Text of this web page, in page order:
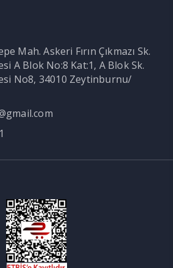
Mah. Askeri Fırın Çıkmazı Sk.
A Blok No:8 Kat:1, A Blok Sk.
No8, 34010 Zeytinburnu/